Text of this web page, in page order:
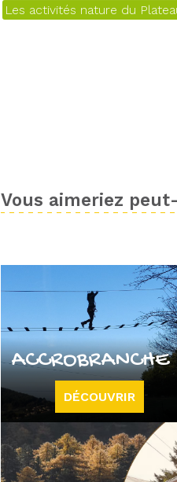
Les activités nature du
Vous aimeriez
ACCROBRANCHE
DÉCOUVRIR